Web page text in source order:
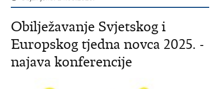
Obilježavanje Svjetskog i
Europskog tjedna novca 2025. -
najava konferencije